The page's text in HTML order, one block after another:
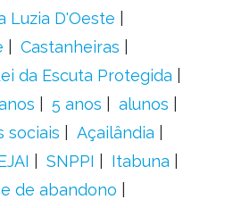
Luzia D'Oeste
Castanheiras
da Escuta Protegida
5 anos
alunos
sociais
Açailândia
SNPPI
Itabuna
de abandono